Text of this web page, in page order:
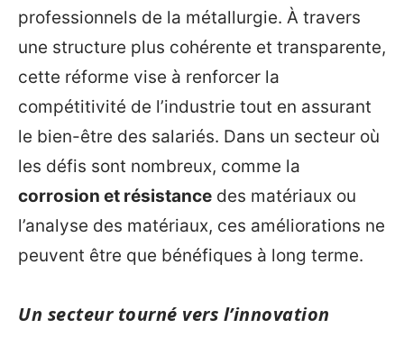
professionnels de la métallurgie. À travers
une structure plus cohérente et transparente,
cette réforme vise à renforcer la
compétitivité de l’industrie tout en assurant
le bien-être des salariés. Dans un secteur où
les défis sont nombreux, comme la
corrosion et résistance des matériaux ou
l’analyse des matériaux, ces améliorations ne
peuvent être que bénéfiques à long terme.
Un secteur tourné vers l’innovation